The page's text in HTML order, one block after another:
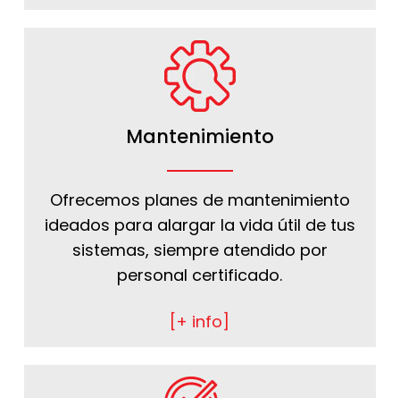
Mantenimiento
Ofrecemos planes de mantenimiento
ideados para alargar la vida útil de tus
sistemas, siempre atendido por
personal certificado.
[+ info]